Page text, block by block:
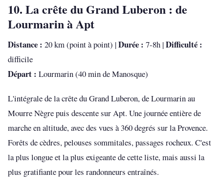
10. La crête du Grand Luberon : de
Lourmarin à Apt
Distance : 20 km (point à point) |Durée : 7-8h |Difficulté :
difficile
Départ : Lourmarin (40 min de Manosque)
L'intégrale de la crête du Grand Luberon, de Lourmarin au
Mourre Nègre puis descente sur Apt. Une journée entière de
marche en altitude, avec des vues à 360 degrés sur la Provence.
Forêts de cèdres, pelouses sommitales, passages rocheux. C'est
la plus longue et la plus exigeante de cette liste, mais aussi la
plus gratifiante pour les randonneurs entraînés.